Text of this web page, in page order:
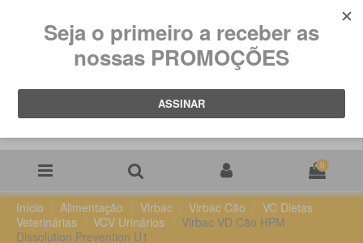
0
Início Alimentação Virbac Virbac Cão
VC Dietas
Veterinárias
VCV Urinários
Virbac VD Cão HPM
Dissolution Prevention U1